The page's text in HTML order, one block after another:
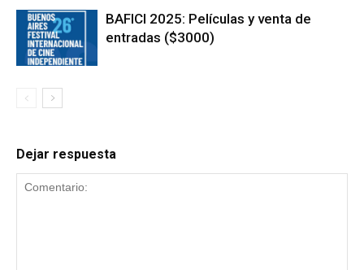
BAFICI 2025: Películas y venta de
entradas ($3000)
Dejar respuesta